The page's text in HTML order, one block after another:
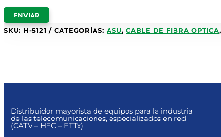
SKU: H-5121 CATEGORÍAS: ASU, CABLE DE FIBRA OPTICA,
Distribuidor mayorista de equipos para la industria
de las telecomunicaciones, especializados en red
(CATV – HFC – FTTx)